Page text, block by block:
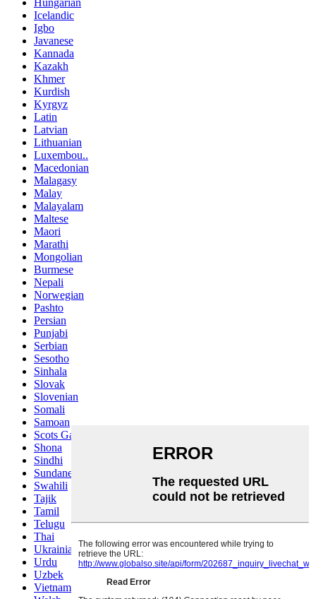
Hungarian
Icelandic
Igbo
Javanese
Kannada
Kazakh
Khmer
Kurdish
Kyrgyz
Latin
Latvian
Lithuanian
Luxembou..
Macedonian
Malagasy
Malay
Malayalam
Maltese
Maori
Marathi
Mongolian
Burmese
Nepali
Norwegian
Pashto
Persian
Punjabi
Serbian
Sesotho
Sinhala
Slovak
Slovenian
Somali
Samoan
Scots Gaelic
Shona
Sindhi
Sundanese
Swahili
Tajik
Tamil
Telugu
Thai
Ukrainian
Urdu
Uzbek
Vietnamese